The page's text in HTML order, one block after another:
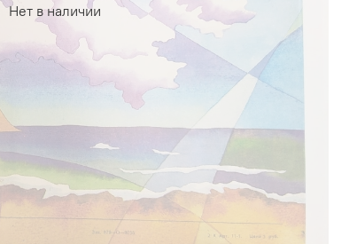
Нет в наличии